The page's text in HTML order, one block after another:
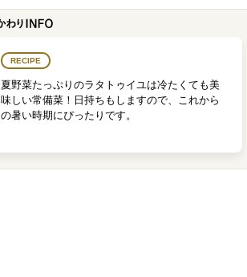
RECIPE
夏野菜たっぷりのラタトゥイユは冷たくても美
味しい常備菜！日持ちもしますので、これから
の暑い時期にぴったりです。